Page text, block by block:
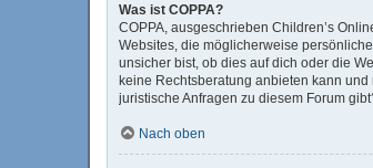
Was ist COPPA?
COPPA, ausgeschrieben Children’s
Websites, die möglicherweise
unsicher bist, ob dies auf dich oder die
keine Rechtsberatung anbieten kann
juristische Anfragen zu diesem Forum
Nach oben